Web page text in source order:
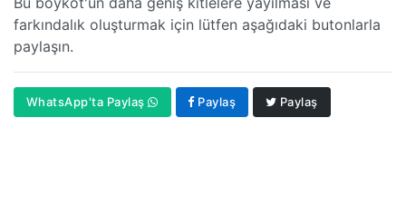
farkındalık oluşturmak için lütfen aşağıdaki butonlarla
paylaşın.
WhatsApp'ta Paylaş Paylaş Paylaş